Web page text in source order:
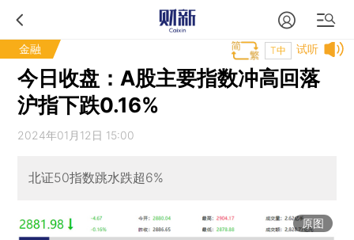
金融 试听
T中
今日收盘：A股主要指数冲高回落
沪指下跌0.16%
2024年01月12日 15:00
北证50指数跳水跌超6%
原图